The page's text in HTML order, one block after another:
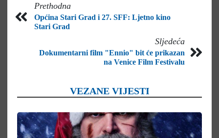
Prethodna
Općina Stari Grad i 27. SFF: Ljetno kino
Stari Grad
Sljedeća
Dokumentarni film "Ennio" bit će prikazan
na Venice Film Festivalu
VEZANE VIJESTI